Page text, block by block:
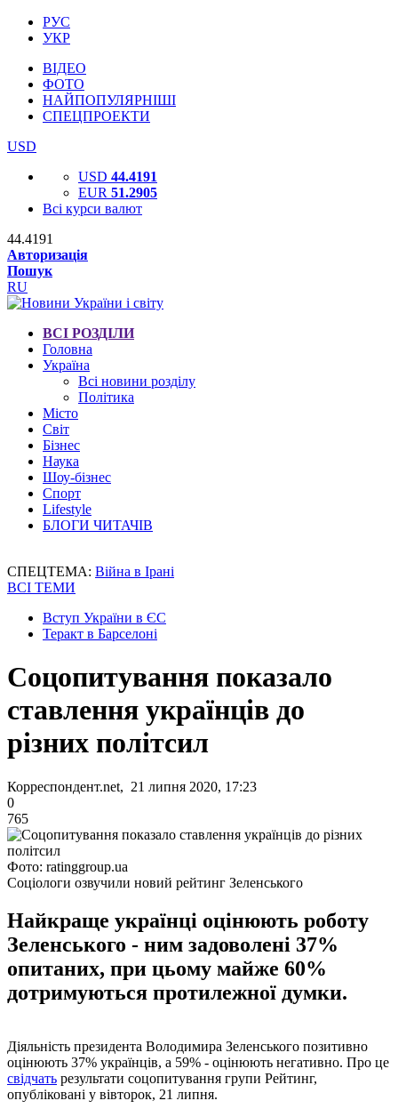
РУС
УКР
ВІДЕО
ФОТО
НАЙПОПУЛЯРНІШІ
СПЕЦПРОЕКТИ
USD
USD 44.4191
EUR 51.2905
Всі курси валют
44.4191
Авторизація
Пошук
RU
ВСІ РОЗДІЛИ
Головна
Україна
Всі новини розділу
Політика
Місто
Світ
Бізнес
Наука
Шоу-бізнес
Спорт
Lifestyle
БЛОГИ ЧИТАЧІВ
СПЕЦТЕМА: Війна в Ірані
ВСІ ТЕМИ
Вступ України в ЄС
Теракт в Барселоні
Соцопитування показало
ставлення українців до
різних політсил
Корреспондент.net, 21 липня 2020, 17:23
0
765
Фото: ratinggroup.ua
Соціологи озвучили новий рейтинг Зеленського
Найкраще українці оцінюють роботу
Зеленського - ним задоволені 37%
опитаних, при цьому майже 60%
дотримуються протилежної думки.
Діяльність президента Володимира Зеленського позитивно
оцінюють 37% українців, а 59% - оцінюють негативно. Про це
свідчать результати соцопитування групи Рейтинг,
опубліковані у вівторок, 21 липня.